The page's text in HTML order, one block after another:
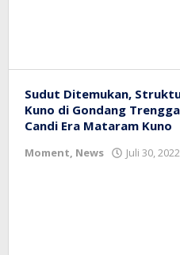
Sudut Ditemukan,
Kuno di Gondang
Candi Era Mataram Kuno
Moment, News Juli 30, 2022